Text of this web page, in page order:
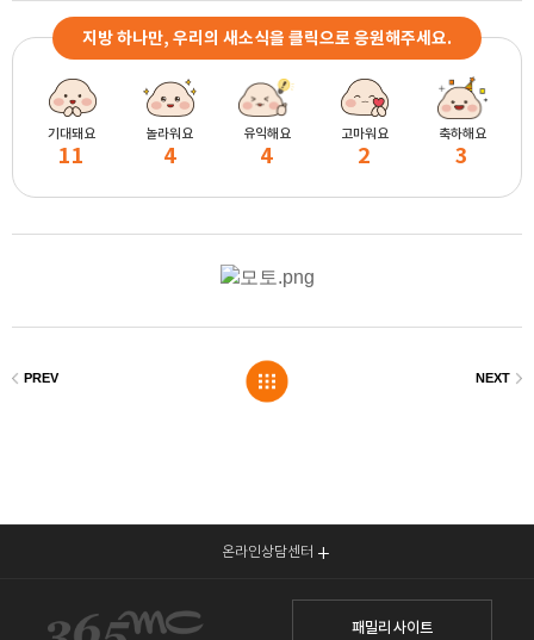
지방 하나만, 우리의 새소식을 클릭으로 응원해주세요.
기대돼요
11
놀라워요
4
유익해요
4
고마워요
2
축하해요
3
온라인상담센터
패밀리 사이트